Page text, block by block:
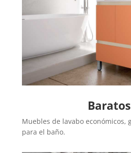
Baratos
Muebles de lavabo económicos,
para el baño.